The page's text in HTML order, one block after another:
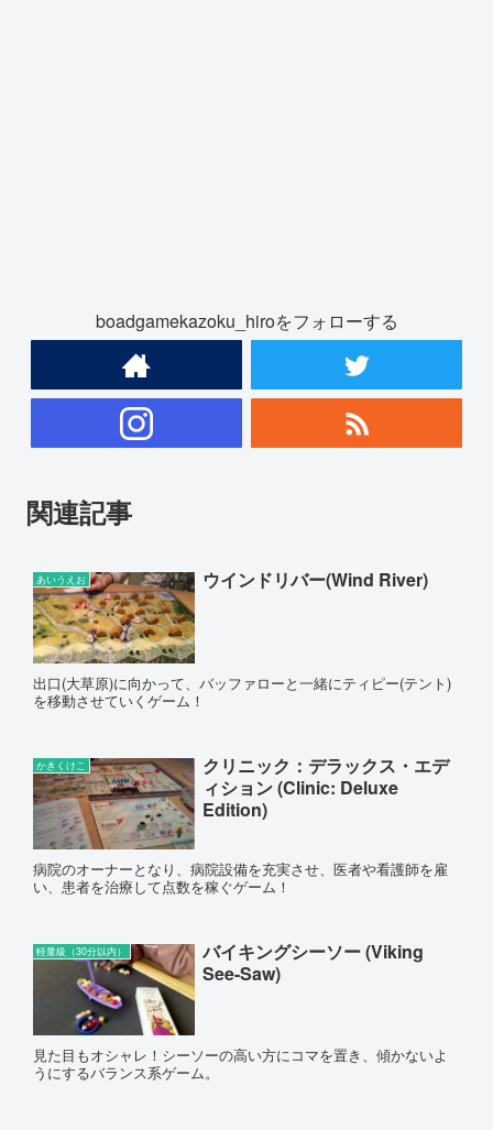
boadgamekazoku_hiroをフォローする
関連記事
あいうえお ウインドリバー(Wind River)
出口(大草原)に向かって、バッファローと一緒にティピー(テント)
を移動させていくゲーム！
かきくけこ
クリニック：デラックス・エデ
ィション (Clinic: Deluxe
Edition)
病院のオーナーとなり、病院設備を充実させ、医者や看護師を雇
い、患者を治療して点数を稼ぐゲーム！
軽量級（30分以内）
バイキングシーソー (Viking
See-Saw)
見た目もオシャレ！シーソーの高い方にコマを置き、傾かないよ
うにするバランス系ゲーム。